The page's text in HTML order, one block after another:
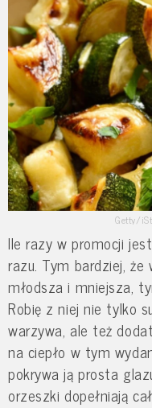
Getty/
Ile razy w promocji
razu. Tym bardziej,
młodsza i mniejsza,
Robię z niej nie tylko
warzywa, ale też
na ciepło w tym
pokrywa ją prosta
orzeszki dopełniają